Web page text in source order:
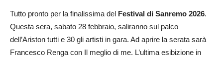
Tutto pronto per la finalissima del Festival di Sanremo 2026.
Questa sera, sabato 28 febbraio, saliranno sul palco
dell’Ariston tutti e 30 gli artisti in gara. Ad aprire la serata sarà
Francesco Renga con Il meglio di me. L’ultima esibizione in